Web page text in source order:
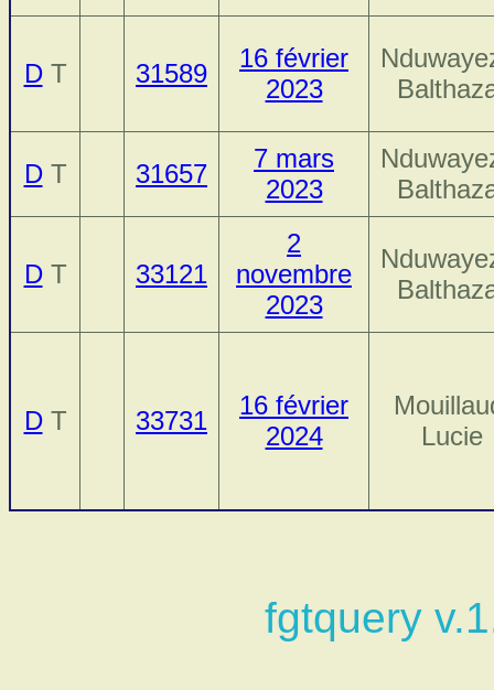
DT 31589
16 février
2023
DT 31657
7 mars
2023
DT 33121
2
novembre
2023
DT 33731
16 février
2024
Lucie
fgtquery